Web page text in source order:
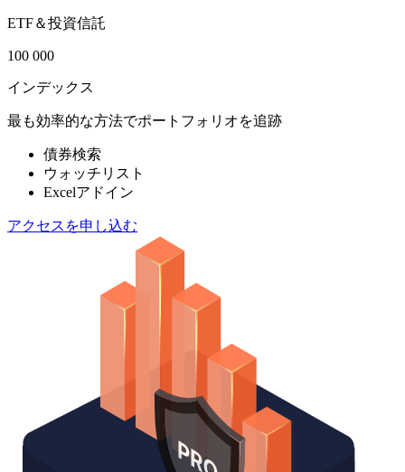
ETF＆投資信託
100 000
インデックス
最も効率的な方法でポートフォリオを追跡
債券検索
ウォッチリスト
Excelアドイン
アクセスを申し込む